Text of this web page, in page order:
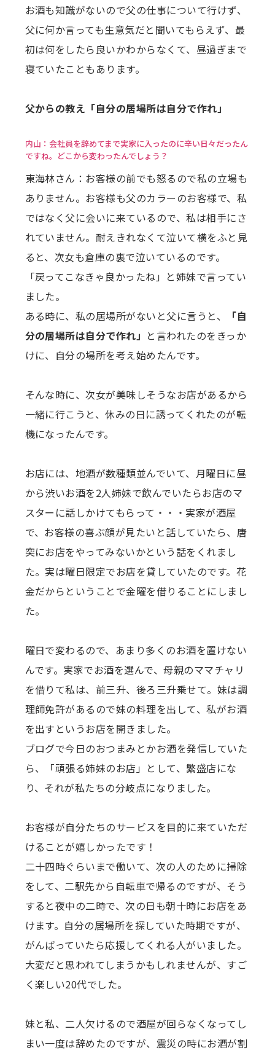
お酒も知識がないので父の仕事について行けず、
父に何か言っても生意気だと聞いてもらえず、最
初は何をしたら良いかわからなくて、昼過ぎまで
寝ていたこともあります。
父からの教え「自分の居場所は自分で作れ」
内山：会社員を辞めてまで実家に入ったのに辛い日々だったん
ですね。どこから変わったんでしょう？
東海林さん：お客様の前でも怒るので私の立場も
ありません。お客様も父のカラーのお客様で、私
ではなく父に会いに来ているので、私は相手にさ
れていません。耐えきれなくて泣いて横をふと見
ると、次女も倉庫の裏で泣いているのです。
「戻ってこなきゃ良かったね」と姉妹で言ってい
ました。
ある時に、私の居場所がないと父に言うと、
「自
分の居場所は自分で作れ」 と言われたのをきっか
けに、自分の場所を考え始めたんです。
そんな時に、次女が美味しそうなお店があるから
一緒に行こうと、休みの日に誘ってくれたのが転
機になったんです。
お店には、地酒が数種類並んでいて、月曜日に昼
から渋いお酒を2人姉妹で飲んでいたらお店のマ
スターに話しかけてもらって・・・実家が酒屋
で、お客様の喜ぶ顔が見たいと話していたら、唐
突にお店をやってみないかという話をくれまし
た。実は曜日限定でお店を貸していたのです。花
金だからということで金曜を借りることにしまし
た。
曜日で変わるので、あまり多くのお酒を置けない
んです。実家でお酒を選んで、母親のママチャリ
を借りて私は、前三升、後ろ三升乗せて。妹は調
理師免許があるので妹の料理を出して、私がお酒
を出すというお店を開きました。
ブログで今日のおつまみとかお酒を発信していた
ら、「頑張る姉妹のお店」として、繁盛店にな
り、それが私たちの分岐点になりました。
お客様が自分たちのサービスを目的に来ていただ
けることが嬉しかったです！
二十四時ぐらいまで働いて、次の人のために掃除
をして、二駅先から自転車で帰るのですが、そう
すると夜中の二時で、次の日も朝十時にお店をあ
けます。自分の居場所を探していた時期ですが、
がんばっていたら応援してくれる人がいました。
大変だと思われてしまうかもしれませんが、すご
く楽しい20代でした。
妹と私、二人欠けるので酒屋が回らなくなってし
まい一度は辞めたのですが、震災の時にお酒が割